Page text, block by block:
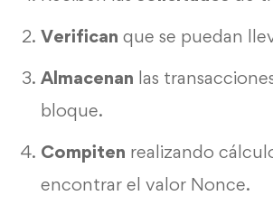
Verifican que se puedan
Almacenan las
bloque.
Compiten realizando
encontrar el valor Nonce.